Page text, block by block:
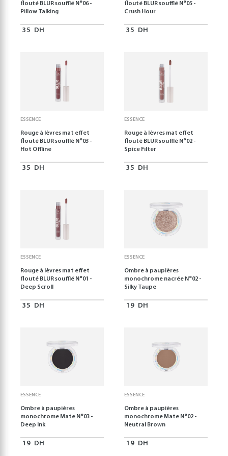
flouté BLUR soufflé N°06 -
Pillow Talking
35 DH
flouté BLUR soufflé N°05 -
Crush Hour
35 DH
ESSENCE
Rouge à lèvres mat effet
flouté BLUR soufflé N°03 -
Hot Offline
35 DH
ESSENCE
Rouge à lèvres mat effet
flouté BLUR soufflé N°02 -
Spice Filter
35 DH
ESSENCE
Rouge à lèvres mat effet
flouté BLUR soufflé N°01 -
Deep Scroll
35 DH
ESSENCE
Ombre à paupières
monochrome nacrée N°02 -
Silky Taupe
19 DH
ESSENCE
Ombre à paupières
monochrome Mate N°03 -
Deep Ink
19 DH
ESSENCE
Ombre à paupières
monochrome Mate N°02 -
Neutral Brown
19 DH